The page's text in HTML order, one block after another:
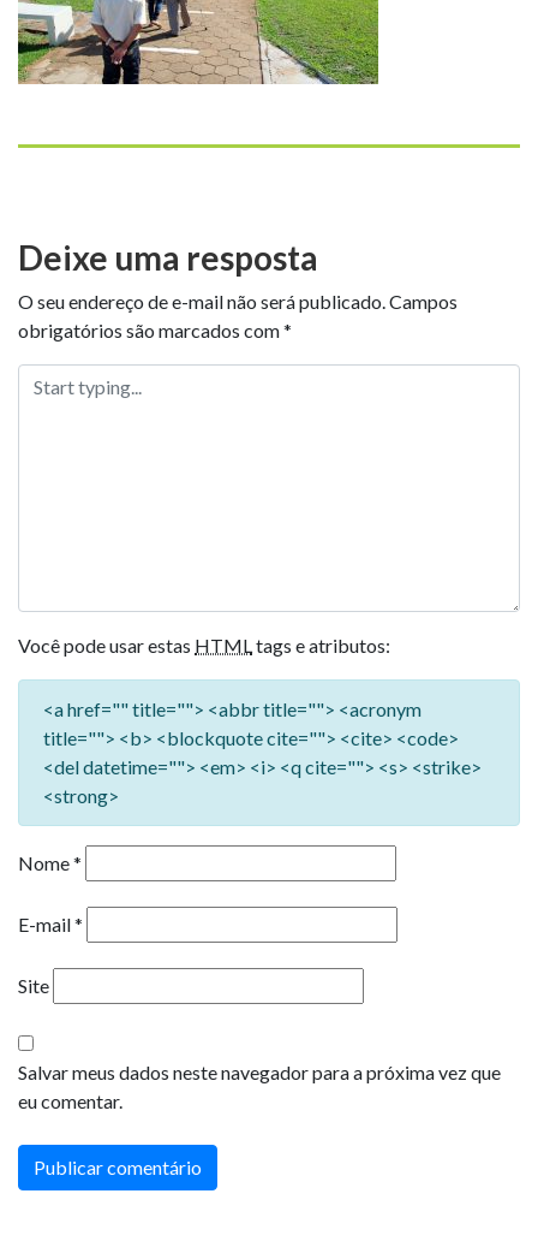
Deixe uma resposta
O seu endereço de e-mail não será publicado.Campos
obrigatórios são marcados com*
Você pode usar estas HTMLtags e atributos:
<a href="" title=""> <abbr title=""> <acronym
title=""> <b> <blockquote cite=""> <cite> <code>
<del datetime=""> <em> <i> <q cite=""> <s> <strike>
<strong>
Nome*
E-mail*
Site
Salvar meus dados neste navegador para a próxima vez que
eu comentar.